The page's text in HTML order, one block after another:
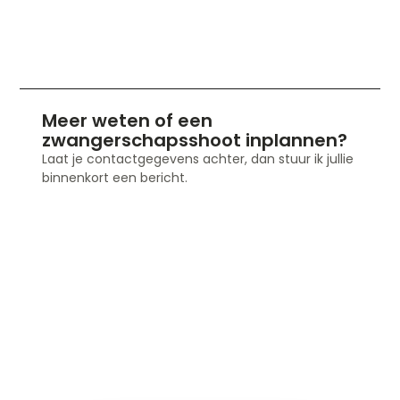
Meer weten of een
zwangerschapsshoot inplannen?
Laat je contactgegevens achter, dan stuur ik jullie
binnenkort een bericht.